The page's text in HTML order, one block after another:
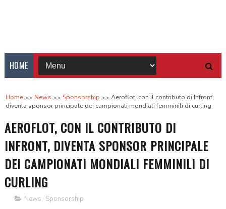
HOME
Home News Sponsorship
Aeroflot, con il contributo di Infront,
diventa sponsor principale dei campionati mondiali femminili di curling
AEROFLOT, CON IL CONTRIBUTO DI
INFRONT, DIVENTA SPONSOR PRINCIPALE
DEI CAMPIONATI MONDIALI FEMMINILI DI
CURLING
News, Sponsorship